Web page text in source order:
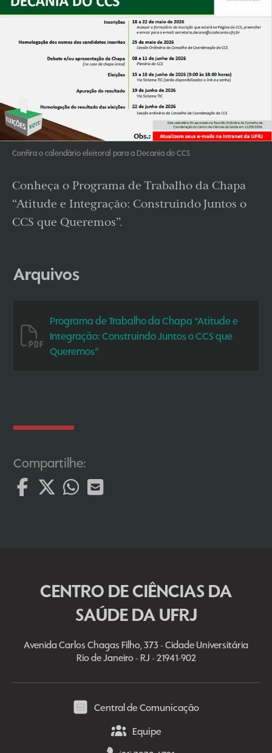
Confira o calendário eleitoral para a Decania do CCS
Conheça o Programa de Trabalho da Chapa
“Atitude e Integração: Construindo Juntos o
CCS que Queremos”.
Arquivos
Programa de Trabalho da Chapa “Atitude e
Integração: Construindo Juntos o CCS que
Queremos”
Compartilhe:
CENTRO DE CIÊNCIAS DA
SAÚDE DA UFRJ
Avenida Carlos Chagas Filho, 373 - Cidade Universitária
Rio de Janeiro - RJ - 21941-902
Central de Comunicação
Equipe